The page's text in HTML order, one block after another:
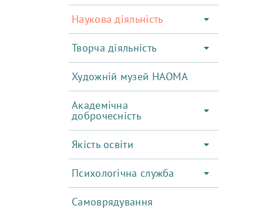
Наукова діяльність
Творча діяльність
Художній музей НАОМА
Академічна
доброчесність
Якість освіти
Психологічна служба
Самоврядування